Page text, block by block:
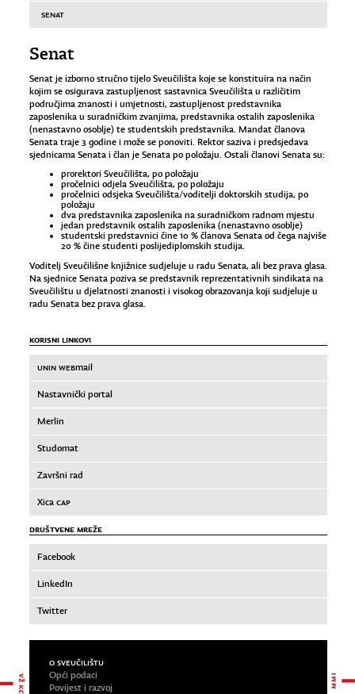
SENAT
Senat
Senat je izborno stručno tijelo Sveučilišta koje se konstituira na način
kojim se osigurava zastupljenost sastavnica Sveučilišta u različitim
područjima znanosti i umjetnosti, zastupljenost predstavnika
zaposlenika u suradničkim zvanjima, predstavnika ostalih zaposlenika
(nenastavno osoblje) te studentskih predstavnika. Mandat članova
Senata traje 3 godine i može se ponoviti. Rektor saziva i predsjedava
sjednicama Senata i član je Senata po položaju. Ostali članovi Senata su:
prorektori Sveučilišta, po položaju
pročelnici odjela Sveučilišta, po položaju
pročelnici odsjeka Sveučilišta/voditelji doktorskih studija, po
položaju
dva predstavnika zaposlenika na suradničkom radnom mjestu
jedan predstavnik ostalih zaposlenika (nenastavno osoblje)
studentski predstavnici čine 10 % članova Senata od čega najviše
20 % čine studenti poslijediplomskih studija.
Voditelj Sveučilišne knjižnice sudjeluje u radu Senata, ali bez prava glasa.
Na sjednice Senata poziva se predstavnik reprezentativnih sindikata na
Sveučilištu u djelatnosti znanosti i visokog obrazovanja koji sudjeluje u
radu Senata bez prava glasa.
KORISNI LINKOVI
UNIN WEBmail
Nastavnički portal
Merlin
Studomat
Završni rad
Xica CAP
DRUŠTVENE MREŽE
Facebook
LinkedIn
Twitter
O SVEUČILIŠTU
Opći podaci
Povijest i razvoj